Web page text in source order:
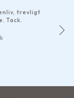
trevligt
Tack.